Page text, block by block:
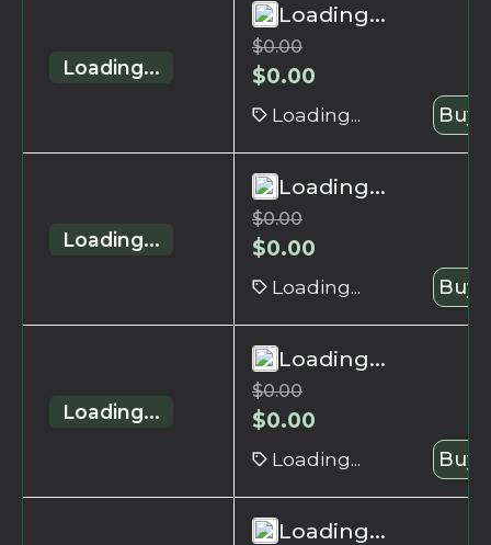
Loading...
Loading...
$0.00
$0.00
Loading... Buy
Loading...
Loading...
$0.00
$0.00
Loading... Buy
Loading...
Loading...
$0.00
$0.00
Loading... Buy
Loading...